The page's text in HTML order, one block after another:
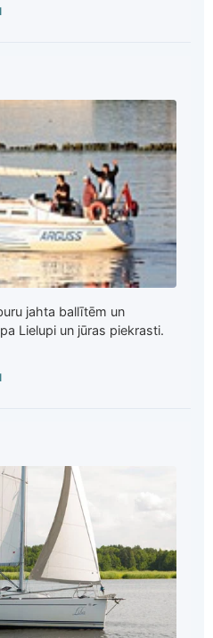
jahta ballītēm un
Lielupi un jūras piekrasti.